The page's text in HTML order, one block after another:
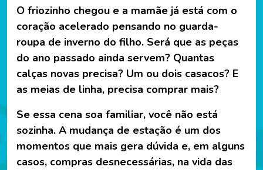
O friozinho chegou e a mamãe já está com o
coração acelerado pensando no guarda-
roupa de inverno do filho. Será que as peças
do ano passado ainda servem? Quantas
calças novas precisa? Um ou dois casacos? E
as meias de linha, precisa comprar mais?
Se essa cena soa familiar, você não está
sozinha. A mudança de estação é um dos
momentos que mais gera dúvida e, em alguns
casos, compras desnecessárias, na vida das